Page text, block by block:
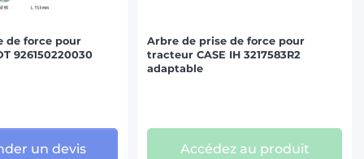
de force pour
926150220030
un devis
Arbre de prise de force pour
tracteur CASE IH 3217583R2
adaptable
Accédez au produit